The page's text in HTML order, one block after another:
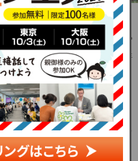
ョン・料理等独自の文化に出
をして言葉と心の通じ合える第二の故郷を見つ
わいながら、旅行だけでは味わえない現地の
体験し、肌で感じることによって心の交流が生
ッスンなど、イタリアらしい経験をお楽しみい